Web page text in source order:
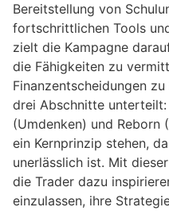
Bereitstellung von
fortschrittlichen Tools
zielt die Kampagne
die Fähigkeiten zu
Finanzentscheidungen
drei Abschnitte unterteilt:
(Umdenken) und Reborn
ein Kernprinzip stehen,
unerlässlich ist. Mit
die Trader dazu
einzulassen, ihre